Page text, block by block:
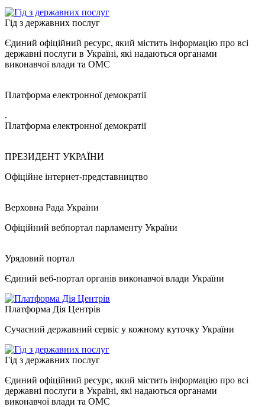
Гід з державних послуг
Єдиний офіційний ресурс, який містить інформацію про всі
державні послуги в Україні, які надаються органами
виконавчої влади та ОМС
Платформа електронної демократії
.
Платформа електронної демократії
ПРЕЗИДЕНТ УКРАЇНИ
Офіційне інтернет-представництво
Верховна Рада України
Офіційний вебпортал парламенту України
Урядовий портал
Єдиний веб-портал органів виконавчої влади України
Платформа Дія Центрів
Сучасний державний сервіс у кожному куточку України
Гід з державних послуг
Єдиний офіційний ресурс, який містить інформацію про всі
державні послуги в Україні, які надаються органами
виконавчої влади та ОМС